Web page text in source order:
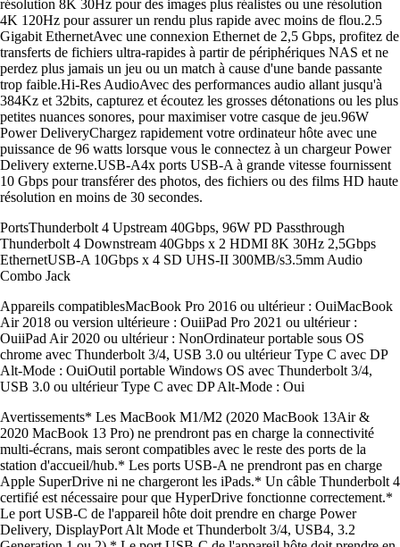
résolution 8K 30Hz pour des images plus réalistes ou une résolution
4K 120Hz pour assurer un rendu plus rapide avec moins de flou.2.5
Gigabit EthernetAvec une connexion Ethernet de 2,5 Gbps, profitez de
transferts de fichiers ultra-rapides à partir de périphériques NAS et ne
perdez plus jamais un jeu ou un match à cause d'une bande passante
trop faible.Hi-Res AudioAvec des performances audio allant jusqu'à
384Kz et 32bits, capturez et écoutez les grosses détonations ou les plus
petites nuances sonores, pour maximiser votre casque de jeu.96W
Power DeliveryChargez rapidement votre ordinateur hôte avec une
puissance de 96 watts lorsque vous le connectez à un chargeur Power
Delivery externe.USB-A4x ports USB-A à grande vitesse fournissent
10 Gbps pour transférer des photos, des fichiers ou des films HD haute
résolution en moins de 30 secondes.
PortsThunderbolt 4 Upstream 40Gbps, 96W PD Passthrough
Thunderbolt 4 Downstream 40Gbps x 2 HDMI 8K 30Hz 2,5Gbps
EthernetUSB-A 10Gbps x 4 SD UHS-II 300MB/s3.5mm Audio
Combo Jack
Appareils compatiblesMacBook Pro 2016 ou ultérieur : OuiMacBook
Air 2018 ou version ultérieure : OuiiPad Pro 2021 ou ultérieur :
OuiiPad Air 2020 ou ultérieur : NonOrdinateur portable sous OS
chrome avec Thunderbolt 3/4, USB 3.0 ou ultérieur Type C avec DP
Alt-Mode : OuiOutil portable Windows OS avec Thunderbolt 3/4,
USB 3.0 ou ultérieur Type C avec DP Alt-Mode : Oui
Avertissements* Les MacBook M1/M2 (2020 MacBook 13Air &
2020 MacBook 13 Pro) ne prendront pas en charge la connectivité
multi-écrans, mais seront compatibles avec le reste des ports de la
station d'accueil/hub.* Les ports USB-A ne prendront pas en charge
Apple SuperDrive ni ne chargeront les iPads.* Un câble Thunderbolt 4
certifié est nécessaire pour que HyperDrive fonctionne correctement.*
Le port USB-C de l'appareil hôte doit prendre en charge Power
Delivery, DisplayPort Alt Mode et Thunderbolt 3/4, USB4, 3.2